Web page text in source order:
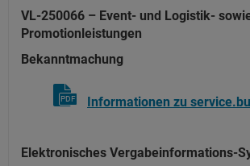
VL-250066 – Event- und Logistik-
Promotionleistungen
Bekanntmachung
Informationen zu
PDF
Elektronisches Vergabeinformations-